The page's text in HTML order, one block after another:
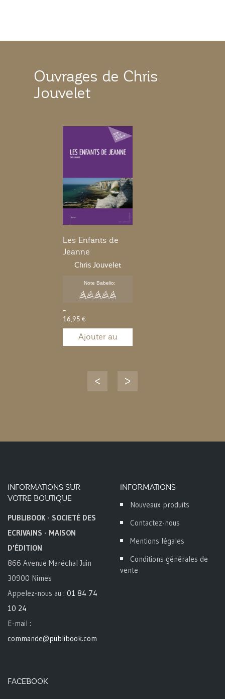
Ouvrages de Chris
Jouvelet
Les Enfants de
Jeanne
Chris Jouvelet
Note Babelio:
-
16,95 €
Ajouter au
INFORMATIONS SUR
VOTRE BOUTIQUE
PUBLIBOOK - SOCIETÉ DES
ECRIVAINS - MAISON
D'ÉDITION
866 Avenue Maréchal Juin
30900 Nîmes
Appelez-nous au : 01 84 74
10 24
E-mail :
commande@publibook.com
INFORMATIONS
Nouveaux produits
Contactez-nous
Mentions légales
Conditions générales de
vente
FACEBOOK